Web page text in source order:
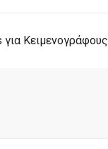
Κειμενογράφους